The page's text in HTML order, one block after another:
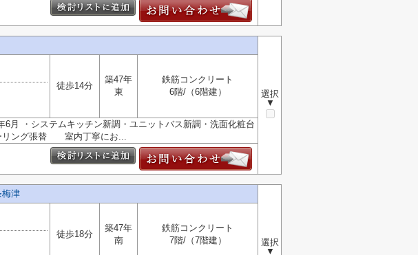
選択
▼
徒歩14分
築47年
東
鉄筋コンクリート
6階/（6階建）
・システムキッチン新調・ユニットバス新調・洗面化粧台
リング張替 室内丁寧にお...
梅津
選択
▼
徒歩18分
築47年
南
鉄筋コンクリート
7階/（7階建）